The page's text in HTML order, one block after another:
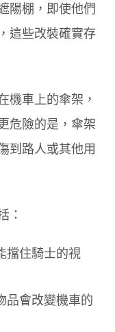
陽棚，即使他們
這些改裝確實存
機車上的傘架，
危險的是，傘架
到路人或其他用
：
擋住騎士的視
品會改變機車的